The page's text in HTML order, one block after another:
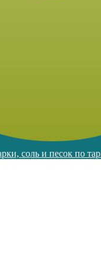
соль и песок по